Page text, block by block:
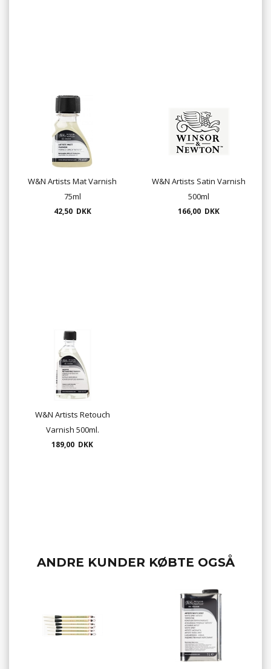
W&N Artists Mat Varnish
75ml
42,50 DKK
W&N Artists Satin Varnish
500ml
166,00 DKK
W&N Artists Retouch
Varnish 500ml.
189,00 DKK
ANDRE KUNDER KØBTE OGSÅ